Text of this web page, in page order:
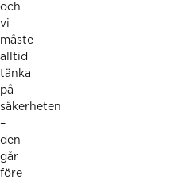
och
vi
måste
alltid
tänka
på
säkerheten
–
den
går
före